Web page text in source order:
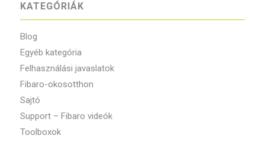
KATEGÓRIÁK
Blog
Egyéb kategória
Felhasználási javaslatok
Fibaro-okosotthon
Sajtó
Support – Fibaro videók
Toolboxok